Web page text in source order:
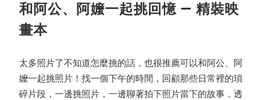
和阿公、阿嬤一起挑回憶 — 精裝映
畫本
太多照片了不知道怎麼挑的話，也很推薦可以和阿公、阿
嬤一起挑照片！找一個下午的時間，回顧那些日常裡的瑣
碎片段，一邊挑照片，一邊聊著拍下照片當下的故事，透